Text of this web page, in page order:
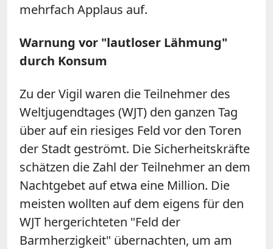
mehrfach Applaus auf.
Warnung vor "lautloser Lähmung"
durch Konsum
Zu der Vigil waren die Teilnehmer des
Weltjugendtages (WJT) den ganzen Tag
über auf ein riesiges Feld vor den Toren
der Stadt geströmt. Die Sicherheitskräfte
schätzen die Zahl der Teilnehmer an dem
Nachtgebet auf etwa eine Million. Die
meisten wollten auf dem eigens für den
WJT hergerichteten "Feld der
Barmherzigkeit" übernachten, um am